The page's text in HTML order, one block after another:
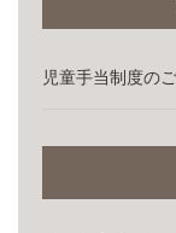
児童手当制度の